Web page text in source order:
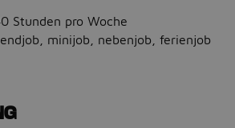
Stunden pro Woche
minijob, nebenjob, ferienjob